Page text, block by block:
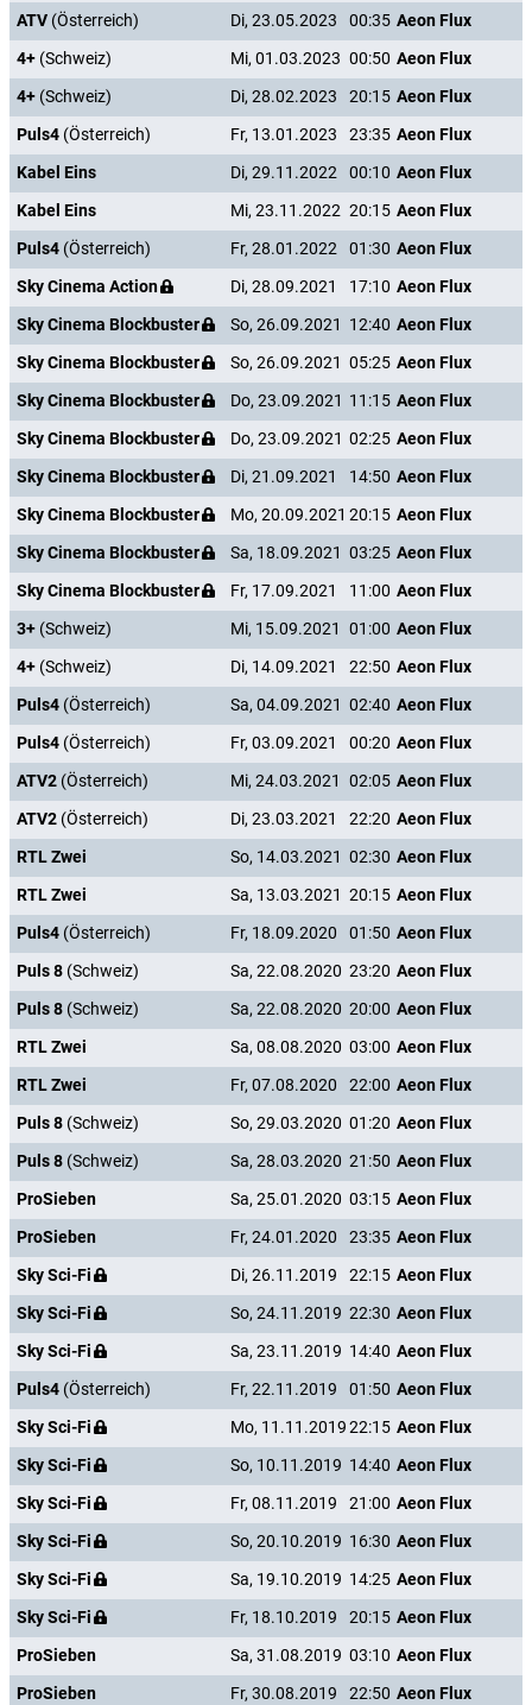
ATV (Österreich) Di, 23.05.2023 00:35 Aeon Flux
4+ (Schweiz) Mi, 01.03.2023 00:50 Aeon Flux
4+ (Schweiz) Di, 28.02.2023 20:15 Aeon Flux
Puls4 (Österreich) Fr, 13.01.2023 23:35 Aeon Flux
Kabel Eins
Di, 29.11.2022 00:10 Aeon Flux
Kabel Eins
Mi, 23.11.2022 20:15 Aeon Flux
Puls4 (Österreich) Fr, 28.01.2022 01:30 Aeon Flux
Sky Cinema Action
Di, 28.09.2021 17:10 Aeon Flux
Sky Cinema Blockbuster
So, 26.09.2021 12:40 Aeon Flux
Sky Cinema Blockbuster
So, 26.09.2021 05:25 Aeon Flux
Sky Cinema Blockbuster
Do, 23.09.2021 11:15 Aeon Flux
Sky Cinema Blockbuster
Do, 23.09.2021 02:25 Aeon Flux
Sky Cinema Blockbuster
Di, 21.09.2021 14:50 Aeon Flux
Sky Cinema Blockbuster
Mo, 20.09.2021 20:15 Aeon Flux
Sky Cinema Blockbuster
Sa, 18.09.2021 03:25 Aeon Flux
Sky Cinema Blockbuster
Fr, 17.09.2021 11:00 Aeon Flux
3+ (Schweiz) Mi, 15.09.2021 01:00 Aeon Flux
4+ (Schweiz) Di, 14.09.2021 22:50 Aeon Flux
Puls4 (Österreich) Sa, 04.09.2021 02:40 Aeon Flux
Puls4 (Österreich) Fr, 03.09.2021 00:20 Aeon Flux
ATV2 (Österreich) Mi, 24.03.2021 02:05 Aeon Flux
ATV2 (Österreich) Di, 23.03.2021 22:20 Aeon Flux
RTL Zwei
So, 14.03.2021 02:30 Aeon Flux
RTL Zwei
Sa, 13.03.2021 20:15 Aeon Flux
Puls4 (Österreich) Fr, 18.09.2020 01:50 Aeon Flux
Puls 8 (Schweiz) Sa, 22.08.2020 23:20 Aeon Flux
Puls 8 (Schweiz) Sa, 22.08.2020 20:00 Aeon Flux
RTL Zwei
Sa, 08.08.2020 03:00 Aeon Flux
RTL Zwei
Fr, 07.08.2020 22:00 Aeon Flux
Puls 8 (Schweiz) So, 29.03.2020 01:20 Aeon Flux
Puls 8 (Schweiz) Sa, 28.03.2020 21:50 Aeon Flux
ProSieben
Sa, 25.01.2020 03:15 Aeon Flux
ProSieben
Fr, 24.01.2020 23:35 Aeon Flux
Sky Sci-Fi
Di, 26.11.2019 22:15 Aeon Flux
Sky Sci-Fi
So, 24.11.2019 22:30 Aeon Flux
Sky Sci-Fi
Sa, 23.11.2019 14:40 Aeon Flux
Puls4 (Österreich) Fr, 22.11.2019 01:50 Aeon Flux
Sky Sci-Fi
Mo, 11.11.201922:15 Aeon Flux
Sky Sci-Fi
So, 10.11.2019 14:40 Aeon Flux
Sky Sci-Fi
Fr, 08.11.2019 21:00 Aeon Flux
Sky Sci-Fi
So, 20.10.2019 16:30 Aeon Flux
Sky Sci-Fi
Sa, 19.10.2019 14:25 Aeon Flux
Sky Sci-Fi
Fr, 18.10.2019 20:15 Aeon Flux
ProSieben
Sa, 31.08.2019 03:10 Aeon Flux
ProSieben
Fr, 30.08.2019 22:50 Aeon Flux